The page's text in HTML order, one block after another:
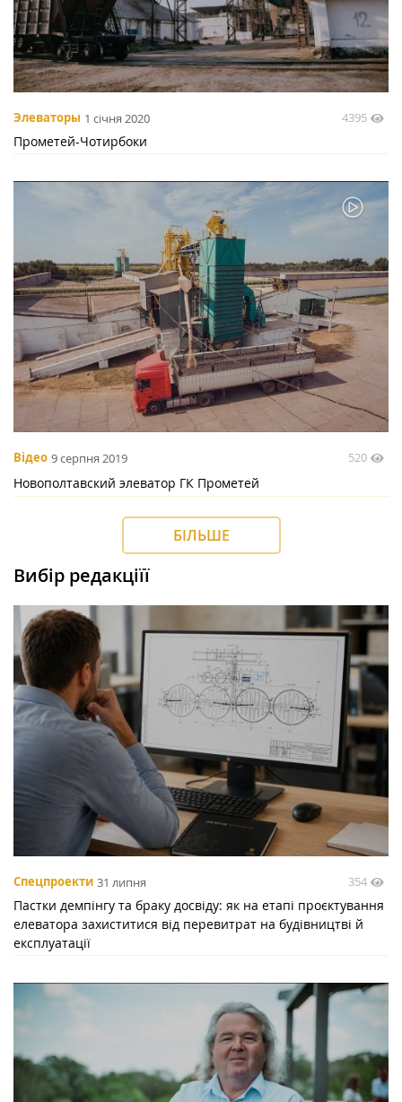
Элеваторы 1 січня 2020 4395
Прометей-Чотирбоки
Відео 9 серпня 2019 520
Новополтавский элеватор ГК Прометей
БІЛЬШЕ
Вибір редакціїї
Спецпроекти 31 липня 354
Пастки демпінгу та браку досвіду: як на етапі проєктування
елеватора захиститися від перевитрат на будівництві й
експлуатації